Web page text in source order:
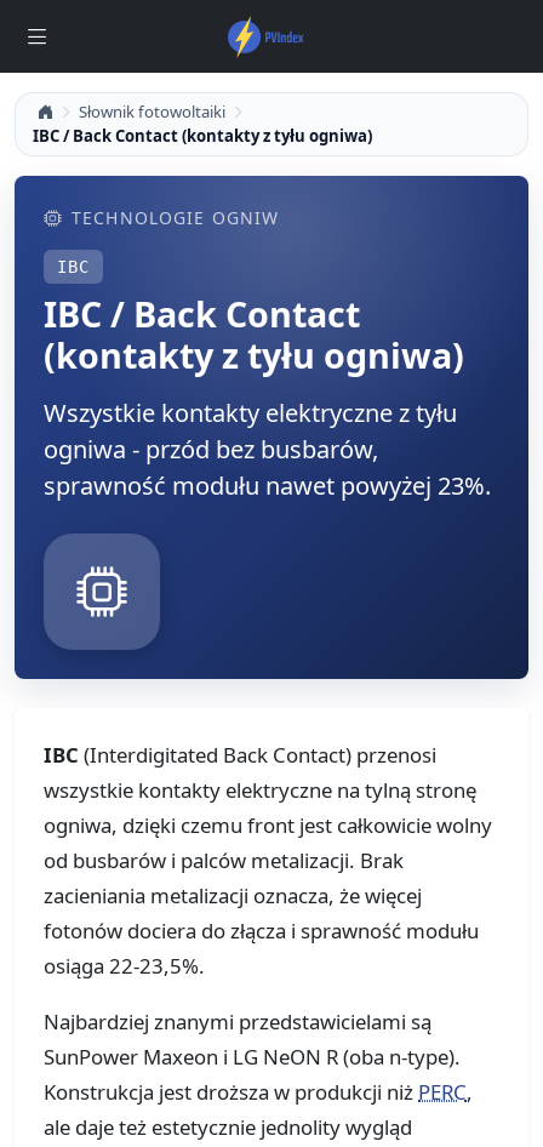
Słownik fotowoltaiki
IBC / Back Contact (kontakty z tyłu ogniwa)
TECHNOLOGIE OGNIW
IBC
IBC / Back Contact
(kontakty z tyłu ogniwa)
Wszystkie kontakty elektryczne z tyłu
ogniwa - przód bez busbarów,
sprawność modułu nawet powyżej 23%.
IBC (Interdigitated Back Contact) przenosi
wszystkie kontakty elektryczne na tylną stronę
ogniwa, dzięki czemu front jest całkowicie wolny
od busbarów i palców metalizacji. Brak
zacieniania metalizacji oznacza, że więcej
fotonów dociera do złącza i sprawność modułu
osiąga 22-23,5%.
Najbardziej znanymi przedstawicielami są
SunPower Maxeon i LG NeON R (oba n-type).
Konstrukcja jest droższa w produkcji niż PERC,
ale daje też estetycznie jednolity wygląd